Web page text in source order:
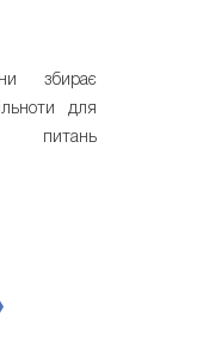
збирає
для
питань